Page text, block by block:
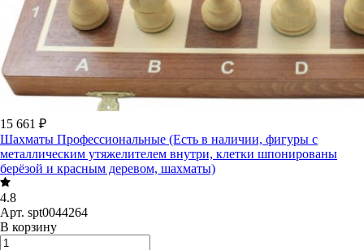
15 661 ₽
Шахматы Профессиональные (Есть в наличии, фигуры с
металлическим утяжелителем внутри, клетки шпонированы
берёзой и красным деревом, шахматы)
4.8
Арт. spt0044264
В корзину